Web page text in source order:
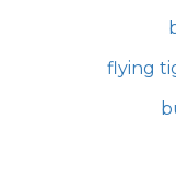
flying